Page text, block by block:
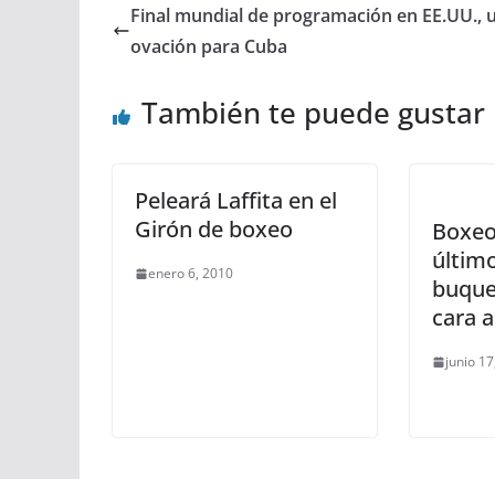
Final mundial de programación en EE.UU.,
ovación para Cuba
También te puede gustar
Peleará Laffita en el
Girón de boxeo
enero 6, 2010
cara
junio